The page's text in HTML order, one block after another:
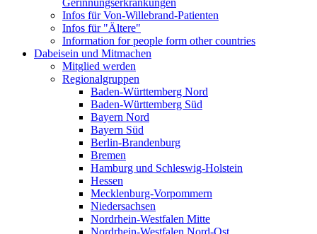
Infos für Von-Willebrand-Patienten
Infos für "Ältere"
Information for people form other countries
Dabeisein und Mitmachen
Mitglied werden
Regionalgruppen
Baden-Württemberg Nord
Baden-Württemberg Süd
Bayern Nord
Bayern Süd
Berlin-Brandenburg
Bremen
Hamburg und Schleswig-Holstein
Hessen
Mecklenburg-Vorpommern
Niedersachsen
Nordrhein-Westfalen Mitte
Nordrhein-Westfalen Nord-Ost